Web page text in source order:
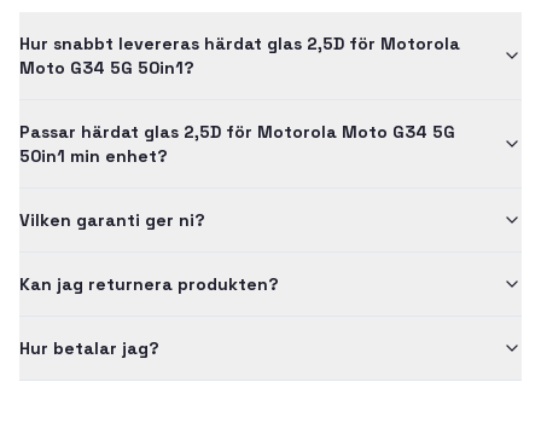
Hur snabbt levereras härdat glas 2,5D för Motorola
Moto G34 5G 50in1?
Passar härdat glas 2,5D för Motorola Moto G34 5G
50in1 min enhet?
Vilken garanti ger ni?
Kan jag returnera produkten?
Hur betalar jag?